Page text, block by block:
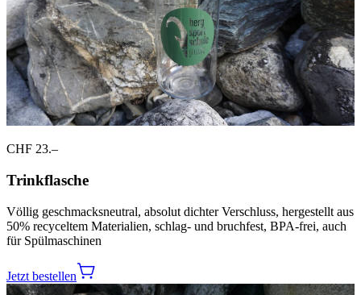
CHF 23.–
Trinkflasche
Völlig geschmacksneutral, absolut dichter Verschluss, hergestellt aus
50% recyceltem Materialien, schlag- und bruchfest, BPA-frei, auch
für Spülmaschinen
Jetzt bestellen